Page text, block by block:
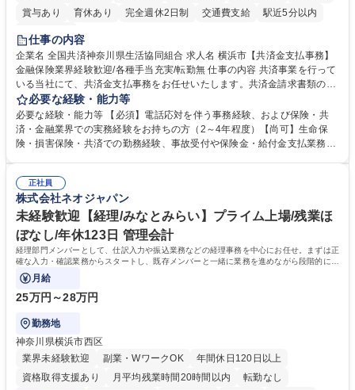
賞与あり
育休あり 完全週休2日制 交通費支給
駅近5分以内
土日祝休み
仕事の内容
企業名 全国共済神奈川県生活協同組合 求人名 横浜市【共済金支払事務】
金融保険業界経験歓迎/各種手当充実/転勤無 仕事の内容 共済事業を行って
いる当社にて、共済金支払事務をお任せいたします。共済金請求書類の受
付・内容確認・審査・データ入力のほか、加入者様や医療機関等からの問
い合わせ電話対応や書類発送等を担当します。 ■共済金請求書類の受付、
内容確認、および共済金支払に関する審査・事務処理業務全般を担当 ■専
用システムへのデータ入力、各種必要書類の作成・発送作業 ■加入者様や
指定する業務 募集職種 横浜市【共済金支払事務】金融保険業界経験歓迎/
各種手当充実/転勤無
必要な経験・能力等
必要な経験・能力等 【必須】電話応対を伴う事務経験、および保険・共
済・金融業界での実務経験をお持ちの方（2～4年程度）【尚可】生命保
険・損害保険・共済での勤務経験、事故受付や保険金・給付金支払業務経
務へのキャリアチェンジ希望者も大歓迎です！ 学歴・資格 学歴：大学院
大学 高専 短大 専修学校 高校 語学力： 資格：
正社員
株式会社ネオジャパン
未経験歓迎【経理/みなとみらい】プライム上場/残業ほ
ぼなし/年休123日 管理会計
経理部門メンバーとして、仕訳入力や振込業務などの経理事務を中心にお任せ。まずは正
確な入力・確認業務からスタートし、既存メンバーと一緒に業務を進めながら段階的に経
理知識を身につけていただきます。
月給
25万円～28万円
勤務地
神奈川県横浜市西区
業界未経験歓迎
副業・WワークOK
年間休日120日以上
資格取得支援あり
月平均残業時間20時間以内
転勤なし